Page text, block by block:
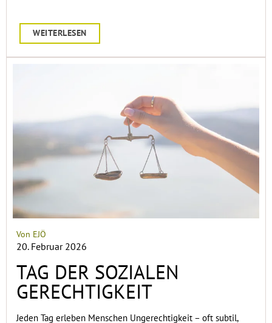
WEITERLESEN
Von EJÖ
20. Februar 2026
TAG DER SOZIALEN
GERECHTIGKEIT
Jeden Tag erleben Menschen Ungerechtigkeit – oft subtil,